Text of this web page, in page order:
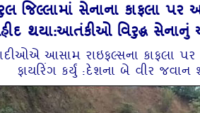
જિલ્લામાં સેનાના કાફલા પર
થયા:આતંકીઓ વિરુદ્ધ
આસામ રાઇફલ્સના કાફલા
ફાયરિંગ કર્યું :દેશના બે વીર જવાન